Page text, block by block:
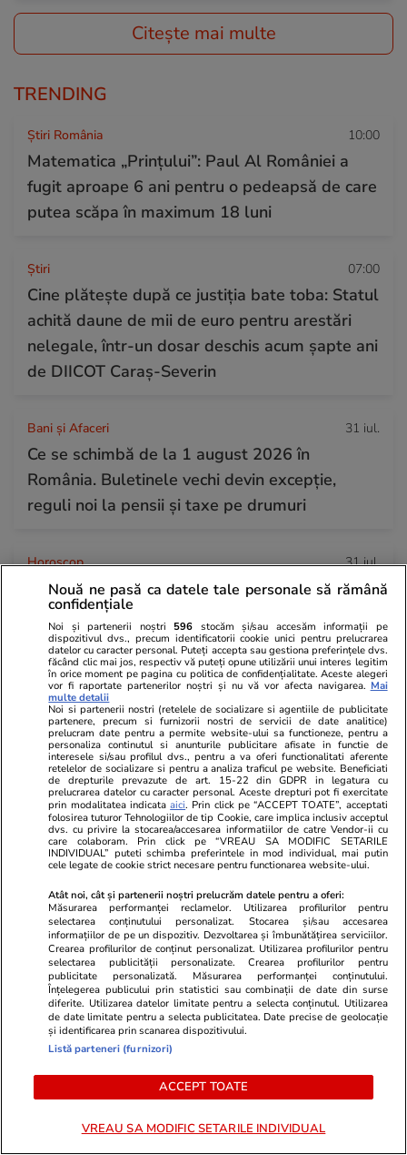
Citește mai multe
TRENDING
Știri România 10:00
Matematica „Prințului”: Paul Al României a
fugit aproape 6 ani pentru o pedeapsă de care
putea scăpa în maximum 18 luni
Ştiri 07:00
Cine plătește după ce justiția bate toba: Statul
achită daune de mii de euro pentru arestări
nelegale, într-un dosar deschis acum șapte ani
de DIICOT Caraș-Severin
Bani și Afaceri 31 iul.
Ce se schimbă de la 1 august 2026 în
România. Buletinele vechi devin excepție,
reguli noi la pensii și taxe pe drumuri
Horoscop 31 iul.
Horoscop Urania | Previziuni astrologice pentru
perioada 1 – 7 august 2026. Venus va intra în
zodia Balanței
Lifestyle 10:39
Cum se face cafeaua la presa
franceză – cum funcționează și
care sunt avantajele
Vacanțe și
București,
mai bun
Lifestyle 30 iul.
Nouă ne pasă ca datele tale personale să rămână
confidențiale
Noi și partenerii noștri 596 stocăm și/sau accesăm informații pe
dispozitivul dvs., precum identificatorii cookie unici pentru prelucrarea
datelor cu caracter personal. Puteți accepta sau gestiona preferințele dvs.
făcând clic mai jos, respectiv vă puteți opune utilizării unui interes legitim
în orice moment pe pagina cu politica de confidențialitate. Aceste alegeri
vor fi raportate partenerilor noștri și nu vă vor afecta navigarea. Mai
multe detalii
Noi si partenerii nostri (retelele de socializare si agentiile de publicitate
partenere, precum si furnizorii nostri de servicii de date analitice)
prelucram date pentru a permite website-ului sa functioneze, pentru a
personaliza continutul si anunturile publicitare afisate in functie de
interesele si/sau profilul dvs., pentru a va oferi functionalitati aferente
retelelor de socializare si pentru a analiza traficul pe website. Beneficiati
de drepturile prevazute de art. 15-22 din GDPR in legatura cu
prelucrarea datelor cu caracter personal. Aceste drepturi pot fi exercitate
prin modalitatea indicataaici. Prin click pe “ACCEPT TOATE”, acceptati
folosirea tuturor Tehnologiilor de tip Cookie, care implica inclusiv acceptul
dvs. cu privire la stocarea/accesarea informatiilor de catre Vendor-ii cu
care colaboram. Prin click pe “VREAU SA MODIFIC SETARILE
INDIVIDUAL” puteti schimba preferintele in mod individual, mai putin
cele legate de cookie strict necesare pentru functionarea website-ului.
Atât noi, cât și partenerii noștri prelucrăm datele pentru a oferi:
Măsurarea performanței reclamelor. Utilizarea profilurilor pentru
selectarea conținutului personalizat. Stocarea și/sau accesarea
informațiilor de pe un dispozitiv. Dezvoltarea și îmbunătățirea serviciilor.
Crearea profilurilor de conținut personalizat. Utilizarea profilurilor pentru
selectarea publicității personalizate. Crearea profilurilor pentru
publicitate personalizată. Măsurarea performanței conținutului.
Înțelegerea publicului prin statistici sau combinații de date din surse
diferite. Utilizarea datelor limitate pentru a selecta conținutul. Utilizarea
de date limitate pentru a selecta publicitatea. Date precise de geolocație
și identificarea prin scanarea dispozitivului.
Listă parteneri (furnizori)
ACCEPT TOATE
VREAU SA MODIFIC SETARILE INDIVIDUAL